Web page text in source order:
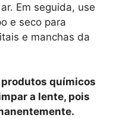
Em seguida, use
e seco para
e manchas da
químicos
a lente, pois